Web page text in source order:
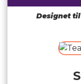
Designet